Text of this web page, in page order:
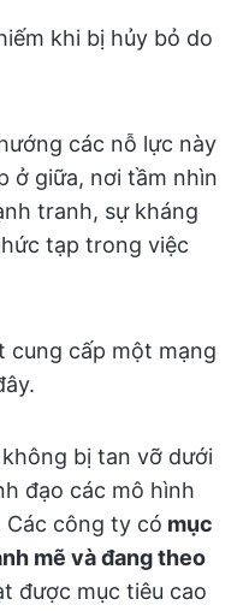
khi bị hủy bỏ do
các nỗ lực này
ở giữa, nơi tầm nhìn
tranh, sự kháng
tạp trong việc
cung cấp một mạng
bị tan vỡ dưới
đạo các mô hình
công ty có mục
mẽ và đang theo
được mục tiêu cao